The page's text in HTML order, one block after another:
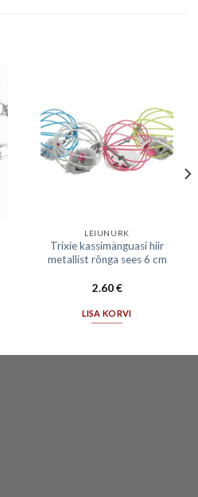
LEIUNURK
Trixie kassimänguasi hiir
metallist rõnga sees 6 cm
2.60€
LISA KORVI